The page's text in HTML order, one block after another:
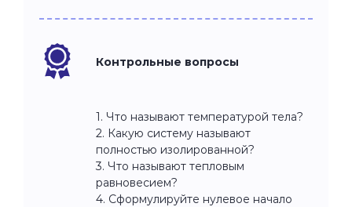
Контрольные вопросы
1. Что называют температурой тела?
2. Какую систему называют
полностью изолированной?
3. Что называют тепловым
равновесием?
4. Сформулируйте нулевое начало